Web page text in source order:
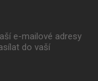
e-mailové adresy
do vaší